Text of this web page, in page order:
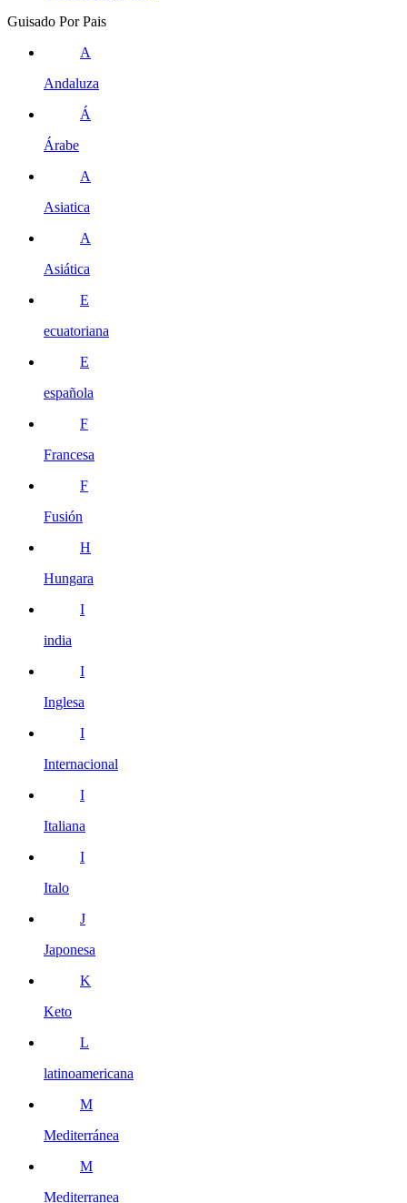
Guisado Por Pais
A
Andaluza
Á
Árabe
A
Asiatica
A
Asiática
E
ecuatoriana
E
española
F
Francesa
F
Fusión
H
Hungara
I
india
I
Inglesa
I
Internacional
I
Italiana
I
Italo
J
Japonesa
K
Keto
L
latinoamericana
M
Mediterránea
M
Mediterranea